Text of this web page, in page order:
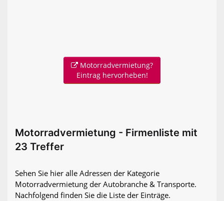
Motorradvermietung?
Eintrag hervorheben!
Motorradvermietung - Firmenliste mit
23 Treffer
Sehen Sie hier alle Adressen der Kategorie
Motorradvermietung der Autobranche & Transporte.
Nachfolgend finden Sie die Liste der Einträge.